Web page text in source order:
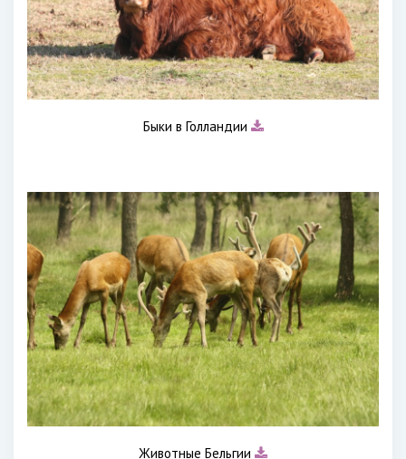
Быки в Голландии
Животные Бельгии